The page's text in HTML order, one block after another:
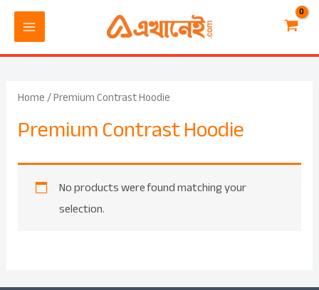
Skip
content
MAIN
MENU
Home/ Premium Contrast Hoodie
Premium Contrast Hoodie
No products were found matching your
selection.